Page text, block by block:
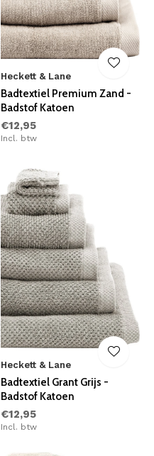
Heckett & Lane
Badtextiel Premium Zand -
Badstof Katoen
€12,95
Incl. btw
Heckett & Lane
Badtextiel Grant Grijs -
Badstof Katoen
€12,95
Incl. btw